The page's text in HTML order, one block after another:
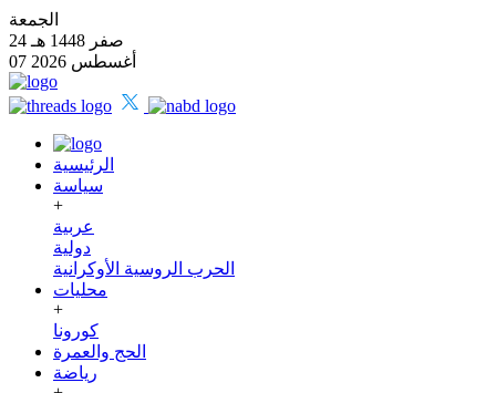
الجمعة
24 صفر 1448 هـ
07 أغسطس 2026
الرئيسية
سياسة
+
عربية
دولية
الحرب الروسية الأوكرانية
محليات
+
كورونا
الحج والعمرة
رياضة